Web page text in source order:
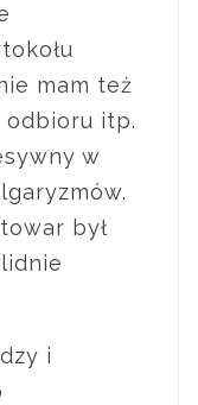
mam też
odbioru itp.
w
był
i